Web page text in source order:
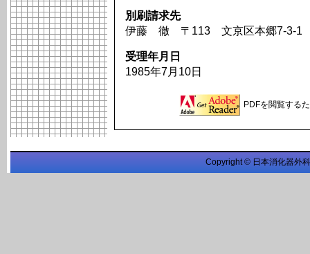
別刷請求先
伊藤 徹 〒113 文京区本郷7-3-1
受理年月日
1985年7月10日
PDFを閲覧する
Copyright © 日本消化器外